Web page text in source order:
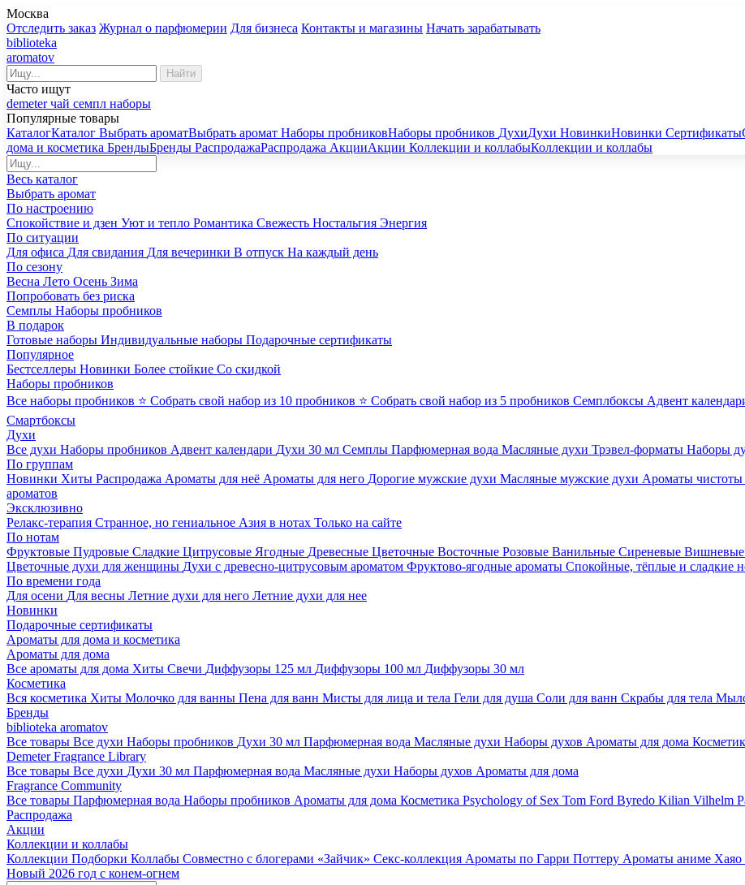
Москва
Отследить заказ Журнал о парфюмерии Для бизнеса Контакты и магазины Начать зарабатывать
biblioteka
aromatov
Найти
Часто ищут
demeterчай семпл наборы
Популярные товары
КаталогКаталог Выбрать ароматВыбрать аромат Наборы пробниковНаборы пробников ДухиДухи НовинкиНовинки Сертификаты
дома и косметика БрендыБренды РаспродажаРаспродажа АкцииАкции Коллекции и коллабыКоллекции и коллабы
Весь каталог
Выбрать аромат
По настроению
Спокойствие и дзен Уют и тепло Романтика Свежесть Ностальгия Энергия
По ситуации
Для офиса Для свидания Для вечеринки В отпуск На каждый день
По сезону
Весна Лето Осень Зима
Попробовать без риска
Семплы Наборы пробников
В подарок
Готовые наборы Индивидуальные наборы Подарочные сертификаты
Популярное
Бестселлеры Новинки Более стойкие Со скидкой
Наборы пробников
Все наборы пробников ⭐ Собрать свой набор из 10 пробников ⭐ Собрать свой набор из 5 пробников Семплбоксы Адвент
Смартбоксы
Духи
Все духи Наборы пробников Адвент календари Духи 30 мл Семплы Парфюмерная вода Масляные духи Трэвел-форматы Наборы
По группам
Новинки Хиты Распродажа Ароматы для неё Ароматы для него Дорогие мужские духи Масляные мужские духи Ароматы чистоты
ароматов
Эксклюзивно
Релакс-терапия Странное, но гениальное Азия в нотах Только на сайте
По нотам
Фруктовые Пудровые Сладкие Цитрусовые Ягодные Древесные Цветочные Восточные Розовые Ванильные Сиреневые Вишневые
Цветочные духи для женщины Духи с древесно-цитрусовым ароматом Фруктово-ягодные ароматы Спокойные, тёплые и сладкие
По времени года
Для осени Для весны Летние духи для него Летние духи для нее
Новинки
Подарочные сертификаты
Ароматы для дома и косметика
Ароматы для дома
Все ароматы для дома Хиты Свечи Диффузоры 125 мл Диффузоры 100 мл Диффузоры 30 мл
Косметика
Вся косметика Хиты Молочко для ванны Пена для ванн Мисты для лица и тела Гели для душа Соли для ванн Скрабы для тела
Бренды
biblioteka aromatov
Все товары Все духи Наборы пробников Духи 30 мл Парфюмерная вода Масляные духи Наборы духов Ароматы для дома
Demeter Fragrance Library
Все товары Все духи Духи 30 мл Парфюмерная вода Масляные духи Наборы духов Ароматы для дома
Fragrance Community
Все товары Парфюмерная вода Наборы пробников Ароматы для дома Косметика Psychology of Sex Tom Ford Byredo Kilian Vilhelm
Распродажа
Акции
Коллекции и коллабы
Коллекции Подборки Коллабы Совместно с блогерами «Зайчик» Секс-коллекция Ароматы по Гарри Поттеру Ароматы аниме Хаяо
Новый 2026 год с конем-огнем